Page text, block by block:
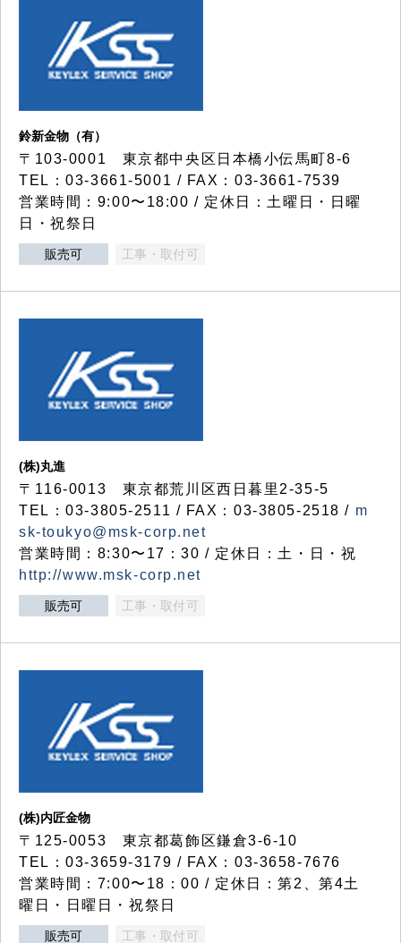
鈴新金物（有）
〒103-0001 東京都中央区日本橋小伝馬町8-6
TEL：03-3661-5001 / FAX：03-3661-7539
営業時間：9:00〜18:00 / 定休日：土曜日・日曜
日・祝祭日
販売可 工事・取付可
(株)丸進
〒116-0013 東京都荒川区西日暮里2-35-5
TEL：03-3805-2511 / FAX：03-3805-2518 / m
sk-toukyo@msk-corp.net
営業時間：8:30〜17：30 / 定休日：土・日・祝
http://www.msk-corp.net
販売可 工事・取付可
(株)内匠金物
〒125-0053 東京都葛飾区鎌倉3-6-10
TEL：03-3659-3179 / FAX：03-3658-7676
営業時間：7:00〜18：00 / 定休日：第2、第4土
曜日・日曜日・祝祭日
販売可 工事・取付可